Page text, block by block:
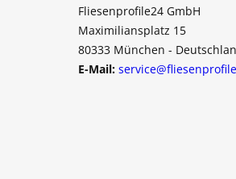
Fliesenprofile24 GmbH
Maximiliansplatz 15
80333 München -
E-Mail: